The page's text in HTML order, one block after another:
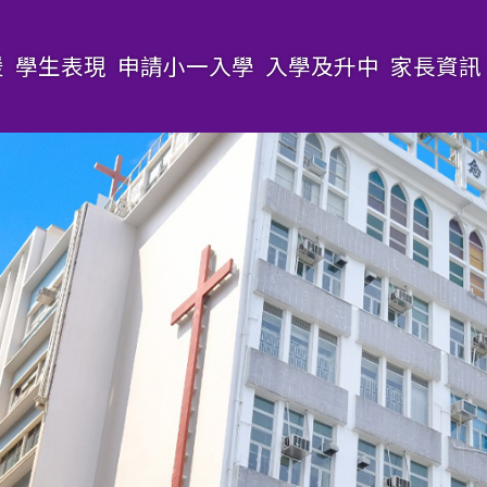
學生表現 申請小一入學 入學及升中 家長資訊